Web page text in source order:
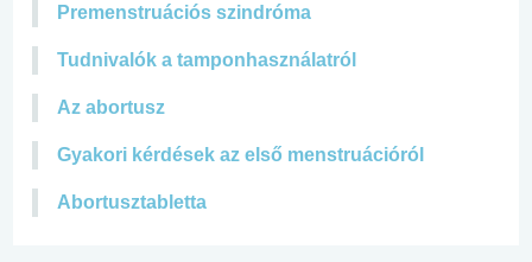
Premenstruációs szindróma
Tudnivalók a tamponhasználatról
Az abortusz
Gyakori kérdések az első menstruációról
Abortusztabletta